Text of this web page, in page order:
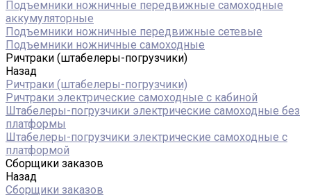
Подъемники ножничные передвижные самоходные
аккумуляторные
Подъемники ножничные передвижные сетевые
Подъемники ножничные самоходные
Ричтраки (штабелеры-погрузчики)
Назад
Ричтраки (штабелеры-погрузчики)
Ричтраки электрические самоходные с кабиной
Штабелеры-погрузчики электрические самоходные без
платформы
Штабелеры-погрузчики электрические самоходные с
платформой
Сборщики заказов
Назад
Сборщики заказов